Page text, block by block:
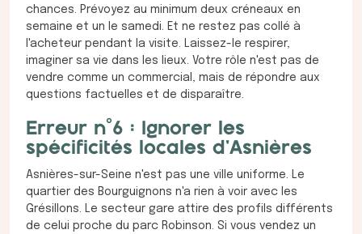
chances. Prévoyez au minimum deux créneaux en
semaine et un le samedi. Et ne restez pas collé à
l'acheteur pendant la visite. Laissez-le respirer,
imaginer sa vie dans les lieux. Votre rôle n'est pas de
vendre comme un commercial, mais de répondre aux
questions factuelles et de disparaître.
Erreur n°6 : Ignorer les
spécificités locales d'Asnières
Asnières-sur-Seine n'est pas une ville uniforme. Le
quartier des Bourguignons n'a rien à voir avec les
Grésillons. Le secteur gare attire des profils différents
de celui proche du parc Robinson. Si vous vendez un